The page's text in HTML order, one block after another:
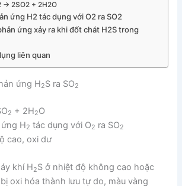
→ 2SO2 + 2H2O
ứng H2 tác dụng với O2 ra SO2
ứng xảy ra khi đốt chát H2S trong
liên quan
ứng H2S ra SO2
2 + 2H2O
H2 tác dụng với O2 ra SO2
cao, oxi dư
khí H2S ở nhiệt độ không cao hoặc
bị oxi hóa thành lưu tự do, màu vàng